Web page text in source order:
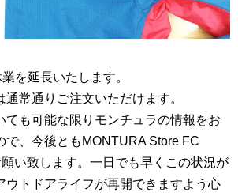
を延長いたします。
常通りご注文いただけます。
ても可能な限りモンチュラの情報をお
で、今後ともMONTURA Store FC
い致します。一日でも早くこの状況が
ウトドアライフが再開できますよう心